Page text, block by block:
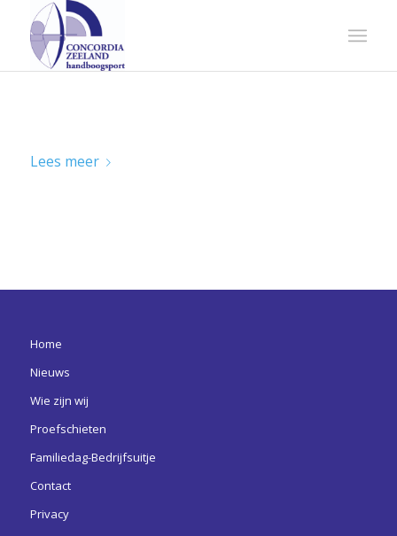
Lees meer
Home
Nieuws
Wie zijn wij
Proefschieten
Familiedag-Bedrijfsuitje
Contact
Privacy